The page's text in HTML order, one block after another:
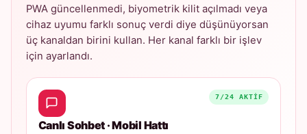
PWA güncellenmedi, biyometrik kilit açılmadı veya
cihaz uyumu farklı sonuç verdi diye düşünüyorsan
üç kanaldan birini kullan. Her kanal farklı bir işlev
için ayarlandı.
7/24 AKTIF
Canlı Sohbet · Mobil Hattı